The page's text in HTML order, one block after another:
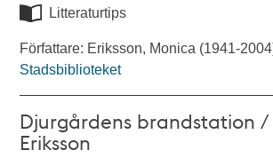
Litteraturtips
Författare: Eriksson, Monica (1941-
Stadsbiblioteket
Djurgårdens brandstation /
Eriksson